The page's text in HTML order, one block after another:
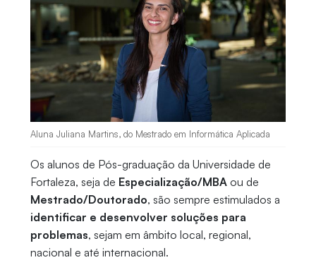
Aluna Juliana Martins, do Mestrado em Informática Aplicada
Os alunos de Pós-graduação da Universidade de
Fortaleza, seja de Especialização/MBAou de
Mestrado/Doutorado, são sempre estimulados a
identificar e desenvolver soluções para
problemas, sejam em âmbito local, regional,
nacional e até internacional.